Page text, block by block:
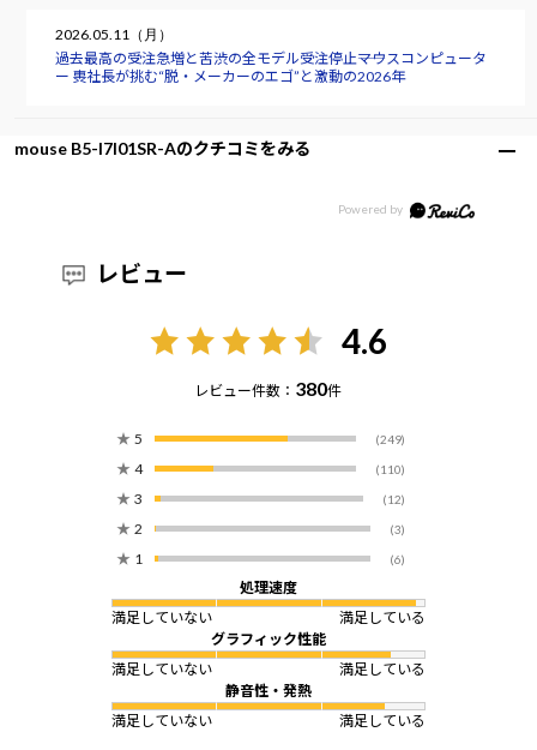
2026.05.11（月）
過去最高の受注急増と苦渋の全モデル受注停止――マウスコンピュータ
ー 軣社長が挑む“脱・メーカーのエゴ”と激動の2026年
mouse B5-I7I01SR-Aのクチコミをみる
レビュー
4.6
レビュー件数： 380件
★ 5 (249)
★ 4 (110)
★ 3 (12)
★ 2 (3)
★ 1 (6)
処理速度
満足していない
満足している
グラフィック性能
満足していない
満足している
静音性・発熱
満足していない
満足している